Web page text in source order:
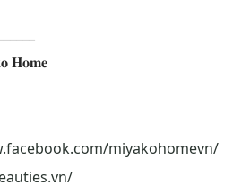
𝐇𝐨𝐦𝐞
miyakohomevn/